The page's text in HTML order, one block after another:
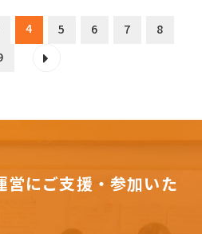
4 5 6 7
8
営にご支援・参加いた